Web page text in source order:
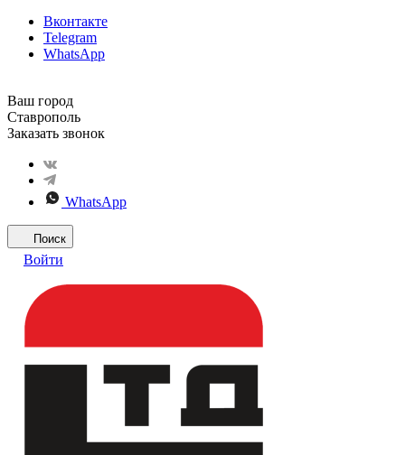
Вконтакте
Telegram
WhatsApp
Ваш город
Ставрополь
Заказать звонок
WhatsApp
Поиск
Войти